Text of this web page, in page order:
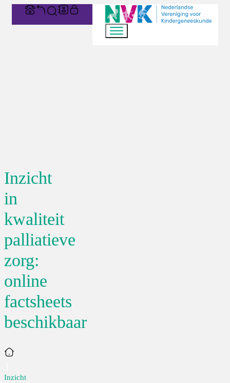
Inzicht
in
kwaliteit
palliatieve
zorg:
online
factsheets
beschikbaar
Home
Inzicht